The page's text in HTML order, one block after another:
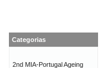
Categorias
2nd MIA-Portugal Ageing